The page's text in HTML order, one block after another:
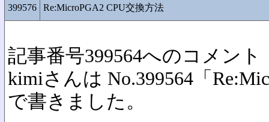
399576 Re:MicroPGA2 CPU交換方法
記事番号399564へのコメント
kimiさんは No.399564「
で書きました。